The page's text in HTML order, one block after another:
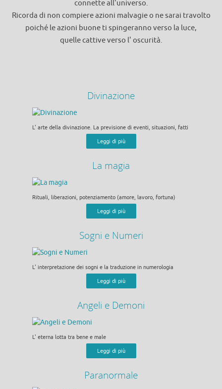
connette all'universo.
Ricorda di non compiere azioni malvagie o ne sarai travolto
poiché le azioni buone ti spingeranno verso la luce,
quelle cattive verso l' oscurità.
Divinazione
L' arte della divinazione. La previsione di eventi, situazioni, fatti
Leggi di più
La magia
Rituali, liberazioni, potenziamento (amore, lavoro, fortuna)
Leggi di più
Sogni e Numeri
L' interpretazione dei sogni e la traduzione in numerologia
Leggi di più
Angeli e Demoni
L' eterna lotta tra bene e male
Leggi di più
Paranormale